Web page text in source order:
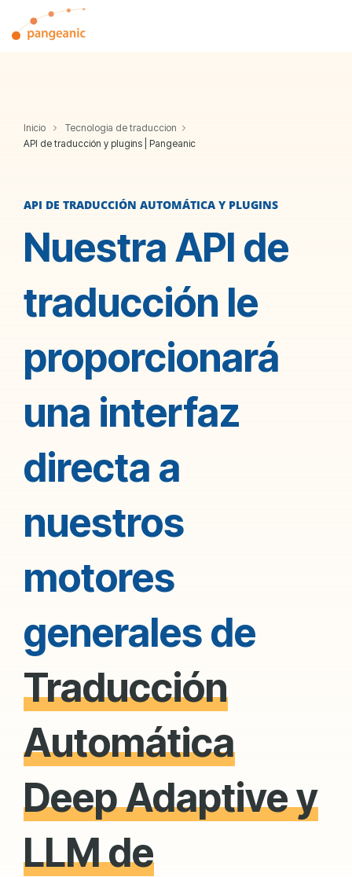
the
Inicio
Tecnologia de traduccion
API de traducción y plugins | Pangeanic
API DE TRADUCCIÓN AUTOMÁTICA Y PLUGINS
Nuestra API de
traducción le
proporcionará
una interfaz
directa a
nuestros
motores
generales de
Traducción
Automática
Deep Adaptive y
LLM de